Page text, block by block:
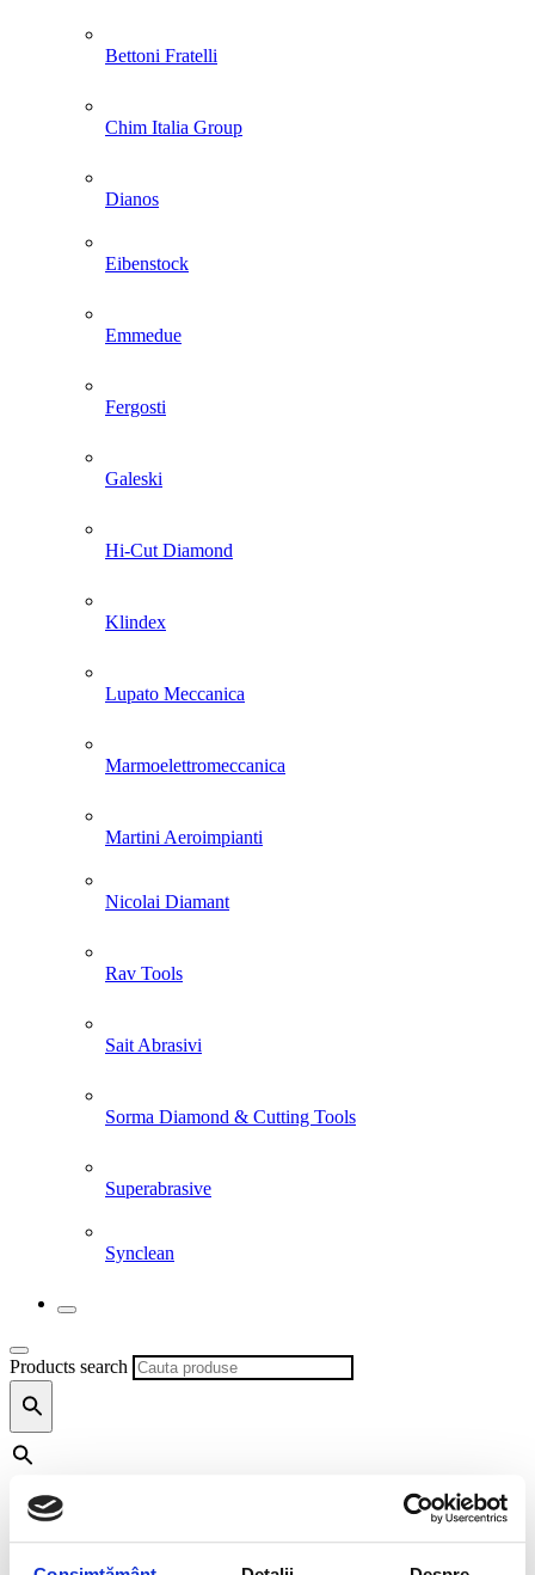
Bettoni Fratelli
Chim Italia Group
Dianos
Eibenstock
Emmedue
Fergosti
Galeski
Hi-Cut Diamond
Klindex
Lupato Meccanica
Marmoelettromeccanica
Martini Aeroimpianti
Nicolai Diamant
Rav Tools
Sait Abrasivi
Sorma Diamond & Cutting Tools
Superabrasive
Synclean
Products search
Products search